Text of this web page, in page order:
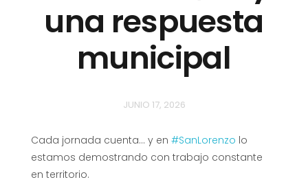
una respuesta
municipal
JUNIO 17, 2026
Cada jornada cuenta… y en #SanLorenzo lo
estamos demostrando con trabajo constante
en territorio.